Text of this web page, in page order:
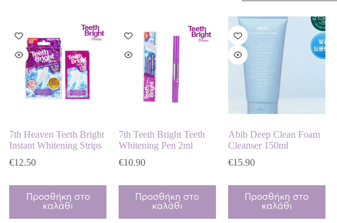
7th Heaven Teeth Bright
Instant Whitening Strips
€12.50
Προσθήκη στο
καλάθι
7th Teeth Bright Teeth
Whitening Pen 2ml
€10.90
Προσθήκη στο
καλάθι
Abib Deep Clean Foam
Cleanser 150ml
€15.90
Προσθήκη στο
καλάθι